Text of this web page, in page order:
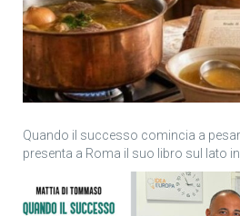
Quando il successo comincia a
presenta a Roma il suo libro sul lato